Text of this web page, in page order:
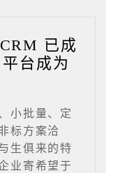
已成
台成为
小批量、定
标方案洽
生俱来的特
业寄希望于